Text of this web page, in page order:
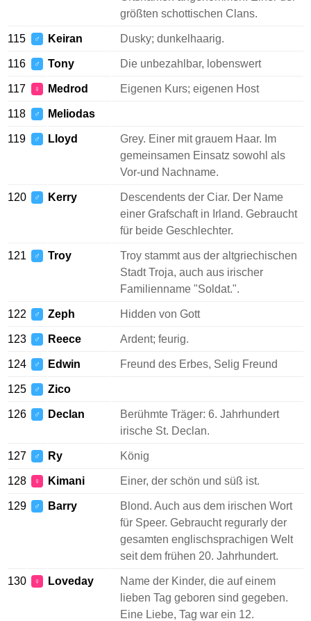
größten schottischen Clans.
115 ♂ Keiran Dusky; dunkelhaarig.
116 ♂ Tony Die unbezahlbar, lobenswert
117 ♀ Medrod Eigenen Kurs; eigenen Host
118 ♂ Meliodas
119 ♂ Lloyd
Grey. Einer mit grauem Haar. Im
gemeinsamen Einsatz sowohl als
Vor-und Nachname.
120 ♂ Kerry
Descendents der Ciar. Der Name
einer Grafschaft in Irland. Gebraucht
für beide Geschlechter.
121 ♂ Troy
Troy stammt aus der altgriechischen
Stadt Troja, auch aus irischer
Familienname "Soldat.".
122 ♂ Zeph Hidden von Gott
123 ♂ Reece Ardent; feurig.
124 ♂ Edwin Freund des Erbes, Selig Freund
125 ♂ Zico
126 ♂ Declan
Berühmte Träger: 6. Jahrhundert
irische St. Declan.
127 ♂ Ry König
128 ♀ Kimani Einer, der schön und süß ist.
129 ♂ Barry
Blond. Auch aus dem irischen Wort
für Speer. Gebraucht regurarly der
gesamten englischsprachigen Welt
seit dem frühen 20. Jahrhundert.
130 ♀ Loveday
Name der Kinder, die auf einem
lieben Tag geboren sind gegeben.
Eine Liebe, Tag war ein 12.